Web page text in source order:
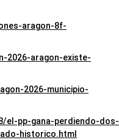
aragon-8f-
2026-aragon-existe-
2026-municipio-
el-pp-gana-perdiendo-dos-
historico.html